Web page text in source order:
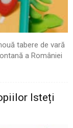
tabere de vară
a României
Isteți